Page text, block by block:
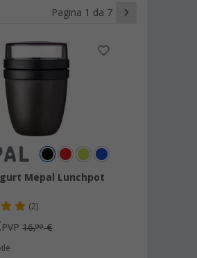
Pagina 1 da 7
Mepal Lunchpot
(2)
PVP16,99€